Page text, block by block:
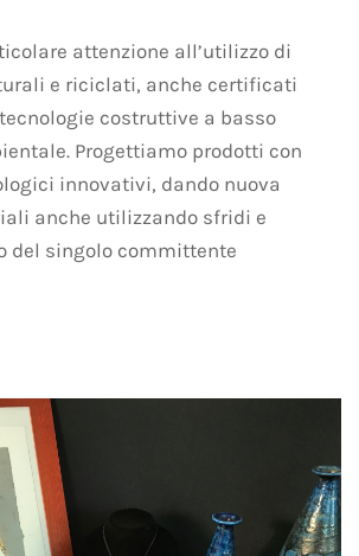
attenzione all’utilizzo di
e riciclati, anche certificati
tecnologie costruttive a basso
Progettiamo prodotti con
innovativi, dando nuova
anche utilizzando sfridi e
del singolo committente